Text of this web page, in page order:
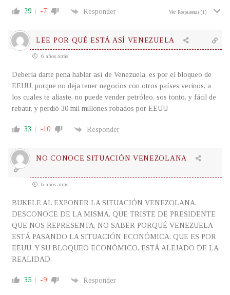
29 -7 Responder Ver Respuestas (1)
LEE POR QUÉ ESTÁ ASÍ VENEZUELA
6 años atrás
Deberìa darte pena hablar así de Venezuela, es por el bloqueo de
EEUU, porque no deja tener negocios con otros países vecinos, a
los cuales te aliaste, no puede vender petróleo, sos tonto, y fácil de
rebatir, y perdió 30 mil millones robados por EEUU
33 -10 Responder
NO CONOCE SITUACIÓN VENEZOLANA
6 años atrás
BUKELE AL EXPONER LA SITUACIÓN VENEZOLANA,
DESCONOCE DE LA MISMA, QUE TRISTE DE PRESIDENTE
QUE NOS REPRESENTA, NO SABER PORQUÉ VENEZUELA
ESTÁ PASANDO LA SITUACIÓN ECONÓMICA, QUE ES POR
EEUU, Y SU BLOQUEO ECONÓMICO, ESTÁ ALEJADO DE LA
REALIDAD.
35 -9 Responder